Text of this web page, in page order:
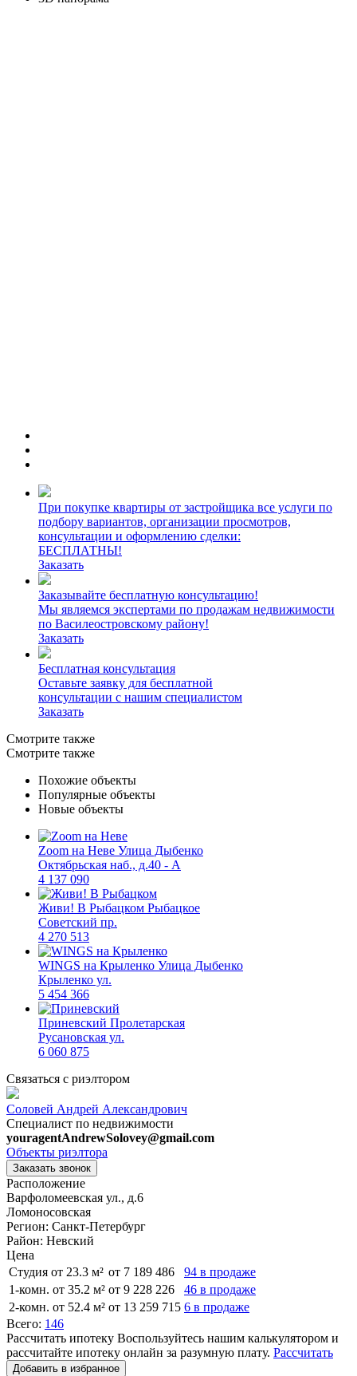
При покупке квартиры от застройщика все услуги по
подбору вариантов, организации просмотров,
консультации и оформлению сделки:
БЕСПЛАТНЫ!
Заказать
Заказывайте бесплатную консультацию!
Мы являемся экспертами по продажам недвижимости
по Василеостровскому району!
Заказать
Бесплатная консультация
Оставьте заявку для бесплатной
консультации с нашим специалистом
Заказать
Смотрите также
Смотрите также
Похожие объекты
Популярные объекты
Новые объекты
Zoom на Неве Улица Дыбенко
Октябрьская наб., д.40 - А
4 137 090
Живи! В Рыбацком Рыбацкое
Советский пр.
4 270 513
WINGS на Крыленко Улица Дыбенко
Крыленко ул.
5 454 366
Приневский Пролетарская
Русановская ул.
6 060 875
Связаться с риэлтором
Соловей Андрей Александрович
Специалист по недвижимости
youragentAndrewSolovey@gmail.com
Объекты риэлтора
Заказать звонок
Расположение
Варфоломеевская ул., д.6
Ломоносовская
Регион: Санкт-Петербург
Район: Невский
Цена
Студия от 23.3 м² от 7 189 486
94 в продаже
1-комн. от 35.2 м² от 9 228 226
46 в продаже
2-комн. от 52.4 м² от 13 259 715 6 в продаже
Всего: 146
Рассчитать ипотеку Воспользуйтесь нашим калькулятором и
рассчитайте ипотеку онлайн за разумную плату. Рассчитать
Добавить в избранное